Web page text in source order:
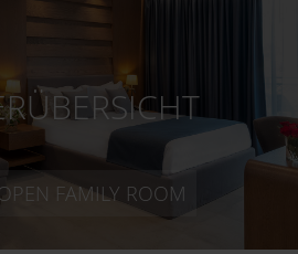
FAMILY ROOM